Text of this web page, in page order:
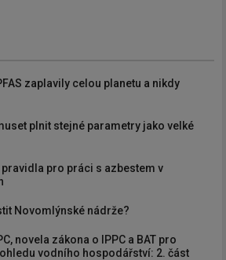
zaplavily celou planetu a nikdy
plnit stejné parametry jako velké
pro práci s azbestem v
Novomlýnské nádrže?
novela zákona o IPPC a BAT pro
vodního hospodářství: 2. část